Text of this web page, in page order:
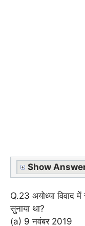
Show
Q.23 अयोध्या विवाद
सुनाया था?
(a) 9 नवंबर 2019